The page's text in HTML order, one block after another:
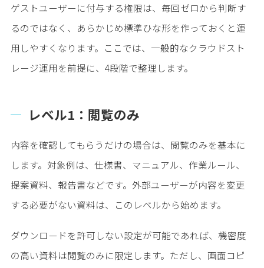
ゲストユーザーに付与する権限は、毎回ゼロから判断す
るのではなく、あらかじめ標準ひな形を作っておくと運
用しやすくなります。ここでは、一般的なクラウドスト
レージ運用を前提に、4段階で整理します。
レベル1：閲覧のみ
内容を確認してもらうだけの場合は、閲覧のみを基本に
します。対象例は、仕様書、マニュアル、作業ルール、
提案資料、報告書などです。外部ユーザーが内容を変更
する必要がない資料は、このレベルから始めます。
ダウンロードを許可しない設定が可能であれば、機密度
の高い資料は閲覧のみに限定します。ただし、画面コピ